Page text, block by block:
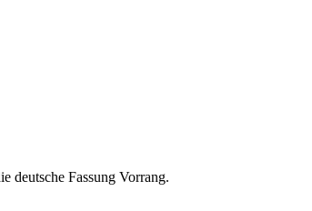
deutsche Fassung Vorrang.